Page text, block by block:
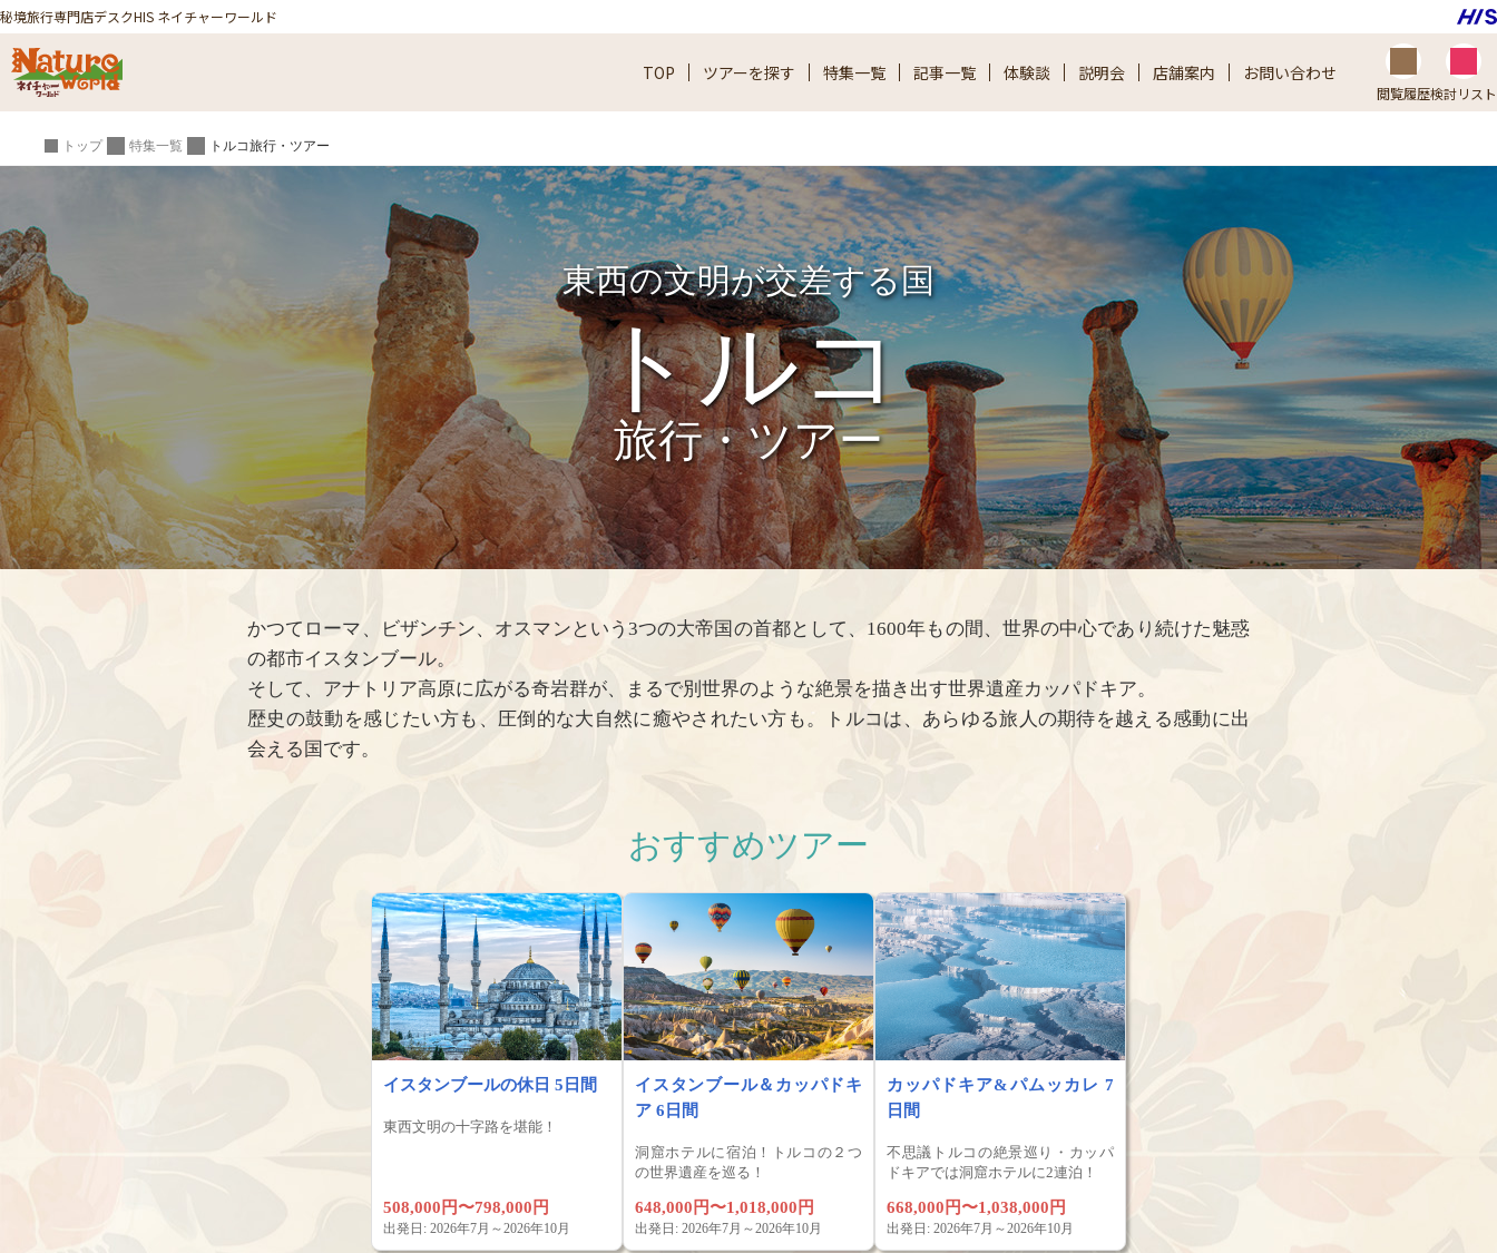
秘境旅行専門店デスクHIS ネイチャーワールド
TOP ツアーを探す 特集一覧 記事一覧 体験談 説明会 店舗案内 お問い合わせ
閲覧履歴検討リスト
トップ 特集一覧 トルコ旅行・ツアー
東西の文明が交差する国
トルコ
旅行・ツアー
かつてローマ、ビザンチン、オスマンという3つの大帝国の首都として、1600年もの間、世界の中心であり続けた魅惑
の都市イスタンブール。
そして、アナトリア高原に広がる奇岩群が、まるで別世界のような絶景を描き出す世界遺産カッパドキア。
歴史の鼓動を感じたい方も、圧倒的な大自然に癒やされたい方も。トルコは、あらゆる旅人の期待を越える感動に出
会える国です。
おすすめツアー
イスタンブールの休日 5日間
東西文明の十字路を堪能！
508,000円〜798,000円
出発日: 2026年7月～2026年10月
イスタンブール＆カッパドキ
ア 6日間
洞窟ホテルに宿泊！トルコの２つ
の世界遺産を巡る！
648,000円〜1,018,000円
出発日: 2026年7月～2026年10月
カッパドキア&パムッカレ 7
日間
不思議トルコの絶景巡り・カッパ
ドキアでは洞窟ホテルに2連泊！
668,000円〜1,038,000円
出発日: 2026年7月～2026年10月